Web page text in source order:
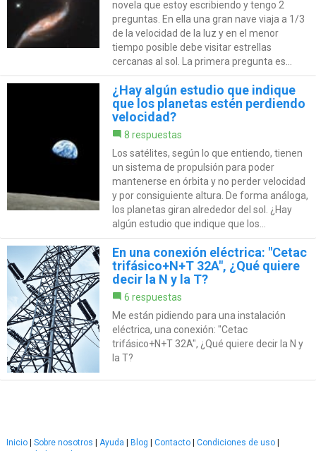
novela que estoy escribiendo y tengo 2
preguntas. En ella una gran nave viaja a 1/3
de la velocidad de la luz y en el menor
tiempo posible debe visitar estrellas
cercanas al sol. La primera pregunta es...
¿Hay algún estudio que indique
que los planetas estén perdiendo
velocidad?
8 respuestas
Los satélites, según lo que entiendo, tienen
un sistema de propulsión para poder
mantenerse en órbita y no perder velocidad
y por consiguiente altura. De forma análoga,
los planetas giran alrededor del sol. ¿Hay
algún estudio que indique que los...
En una conexión eléctrica: "Cetac
trifásico+N+T 32A", ¿Qué quiere
decir la N y la T?
6 respuestas
Me están pidiendo para una instalación
eléctrica, una conexión: "Cetac
trifásico+N+T 32A", ¿Qué quiere decir la N y
la T?
Inicio | Sobre nosotros | Ayuda | Blog | Contacto | Condiciones de uso |